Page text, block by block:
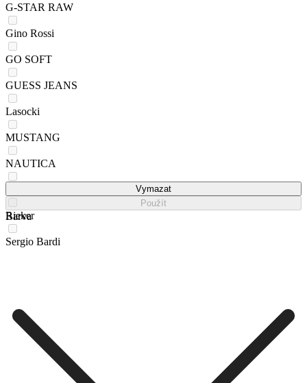
G-STAR RAW
Gino Rossi
GO SOFT
GUESS JEANS
Lasocki
MUSTANG
NAUTICA
Rieker
Sergio Bardi
Vymazat
Použít
Barva